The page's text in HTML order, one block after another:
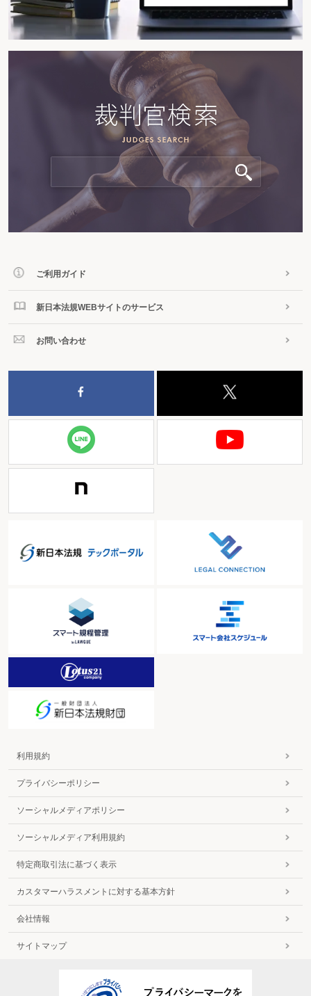
ご利用ガイド
新日本法規WEBサイトのサービス
お問い合わせ
利用規約
プライバシーポリシー
ソーシャルメディアポリシー
ソーシャルメディア利用規約
特定商取引法に基づく表示
カスタマーハラスメントに対する基本方針
会社情報
サイトマップ